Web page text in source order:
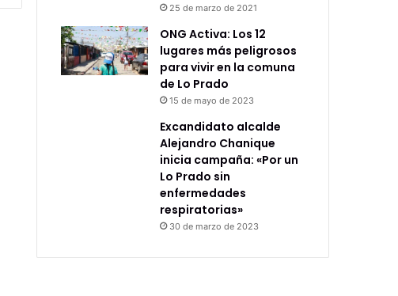
25 de marzo de 2021
ONG Activa: Los 12
lugares más peligrosos
para vivir en la comuna
de Lo Prado
15 de mayo de 2023
Excandidato alcalde
Alejandro Chanique
inicia campaña: «Por un
Lo Prado sin
enfermedades
respiratorias»
30 de marzo de 2023